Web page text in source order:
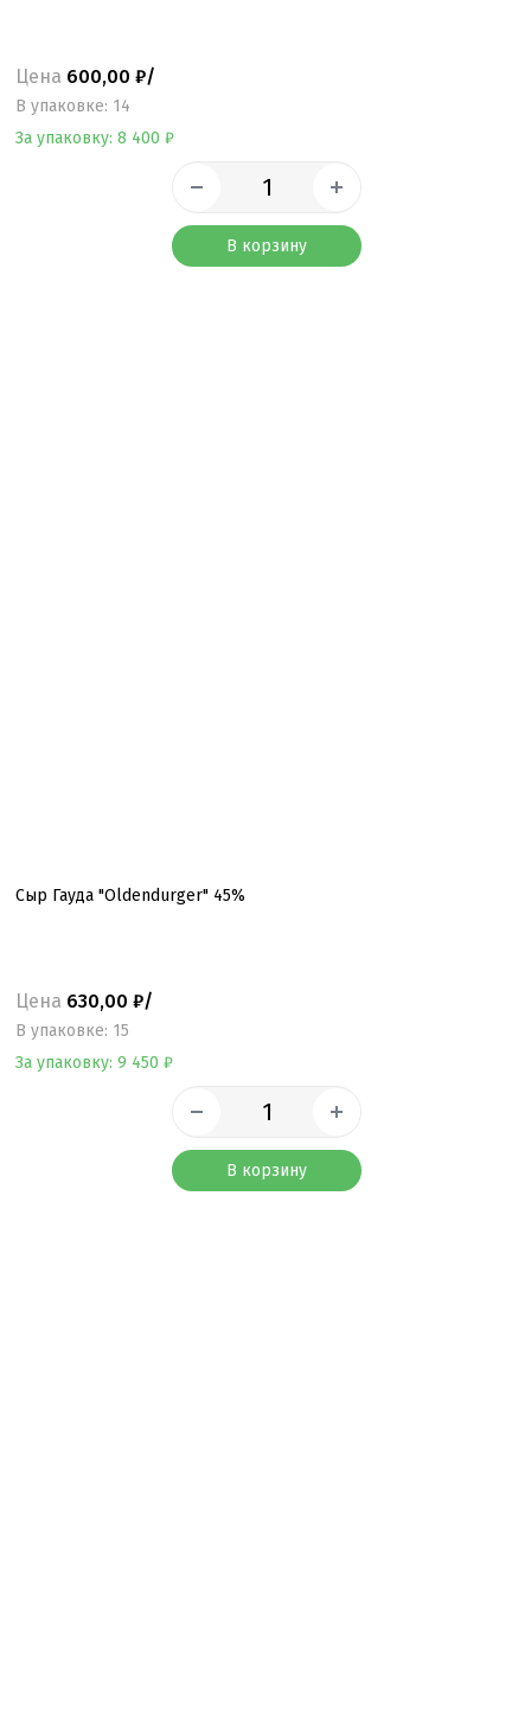
Цена 600,00 ₽/
B упаковке: 14
За упаковку: 8 400 ₽
В корзину
Сыр Гауда "Oldendurger" 45%
Цена 630,00 ₽/
B упаковке: 15
За упаковку: 9 450 ₽
В корзину